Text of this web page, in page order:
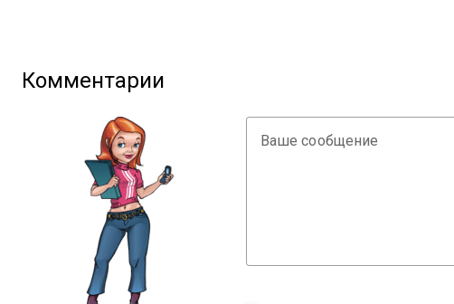
Комментарии
Ваше сообщение